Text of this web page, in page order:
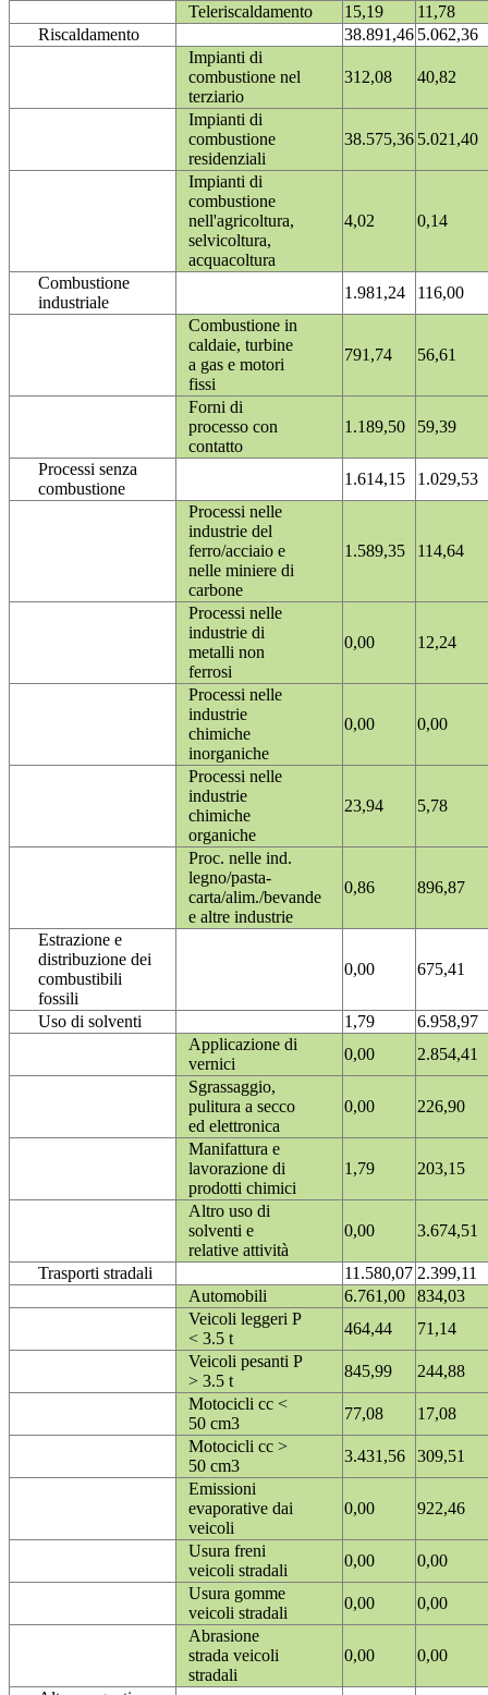
Teleriscaldamento 15,19
11,78
Riscaldamento
38.891,46 5.062,36
Impianti di
combustione nel
terziario
312,08 40,82
Impianti di
combustione
residenziali
38.575,36 5.021,40
Impianti di
combustione
nell'agricoltura,
selvicoltura,
acquacoltura
4,02 0,14
Combustione
industriale
1.981,24
116,00
Combustione in
caldaie, turbine
a gas e motori
fissi
791,74 56,61
Forni di
processo con
contatto
1.189,50 59,39
Processi senza
combustione
1.614,15
1.029,53
Processi nelle
industrie del
ferro/acciaio e
nelle miniere di
carbone
1.589,35 114,64
Processi nelle
industrie di
metalli non
ferrosi
0,00 12,24
Processi nelle
industrie
chimiche
inorganiche
0,00 0,00
Processi nelle
industrie
chimiche
organiche
23,94 5,78
Proc. nelle ind.
legno/pasta-
carta/alim./bevande
e altre industrie
0,86 896,87
Estrazione e
distribuzione dei
combustibili
fossili
0,00 675,41
Uso di solventi 1,79
6.958,97
Applicazione di
vernici
0,00
2.854,41
Sgrassaggio,
pulitura a secco
ed elettronica
0,00 226,90
Manifattura e
lavorazione di
prodotti chimici
1,79 203,15
Altro uso di
solventi e
relative attività
0,00 3.674,51
Trasporti stradali 11.580,07 2.399,11
Automobili
6.761,00
834,03
Veicoli leggeri P
< 3.5 t
464,44
71,14
Veicoli pesanti P
> 3.5 t
845,99
244,88
Motocicli cc <
50 cm3
77,08
17,08
Motocicli cc >
50 cm3
3.431,56
309,51
Emissioni
evaporative dai
veicoli
0,00 922,46
Usura freni
veicoli stradali
0,00
0,00
Usura gomme
veicoli stradali
0,00
0,00
Abrasione
strada veicoli
stradali
0,00 0,00